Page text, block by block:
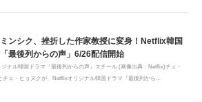
ンシク、挫折した作家教授に変身！Netflix韓国
「最後列からの声」6/26配信開始
ジナル韓国ドラマ『最後列からの声』スチール (画像出典：Netflix)チェ・
チェ・ヒョヌクが、Netflixオリジナル韓国ドラマ『最後列から...